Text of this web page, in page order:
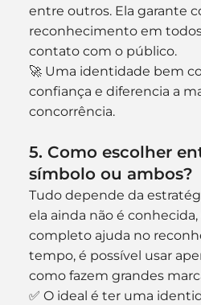
entre outros. Ela garante
reconhecimento em
contato com o público.
🚀 Uma identidade bem
confiança e diferencia a
concorrência.
5. Como escolher
símbolo ou ambos?
Tudo depende da
ela ainda não é
completo ajuda no
tempo, é possível usar
como fazem grandes
✅ O ideal é ter uma